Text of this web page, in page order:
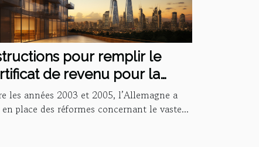
pour remplir le
de revenu pour la
Hartz IV
les années 2003 et 2005, l’Allemagne a
place des réformes concernant le vaste...